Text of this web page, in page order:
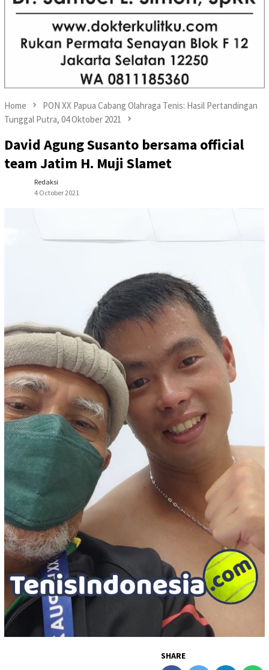
Home
PON XX Papua Cabang Olahraga Tenis: Hasil Pertandingan
Tunggal Putra, 04 Oktober 2021
David Agung Susanto bersama official
team Jatim H. Muji Slamet
Redaksi
4 October 2021
SHARE